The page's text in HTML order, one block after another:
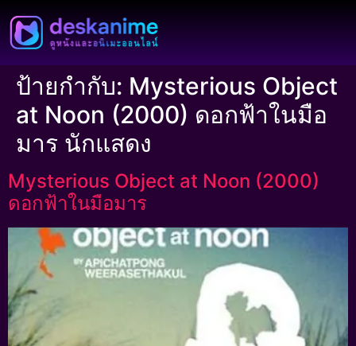
ป้ายกำกับ: Mysterious Object
at Noon (2000) ดอกฟ้าในมือ
มาร นักแสดง
Mysterious Object at Noon (2000)
ดอกฟ้าในมือมาร